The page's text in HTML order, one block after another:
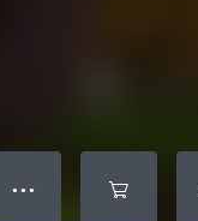
● ● ●